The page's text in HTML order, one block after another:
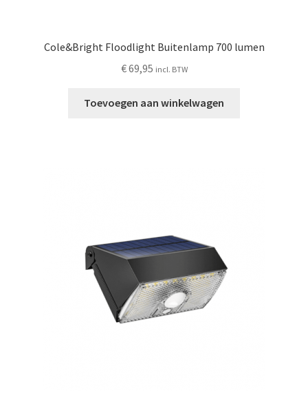
Cole&Bright Floodlight Buitenlamp 700 lumen
€69,95 incl. BTW
Toevoegen aan winkelwagen